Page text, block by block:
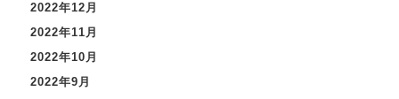
2022年12月
2022年11月
2022年10月
2022年9月